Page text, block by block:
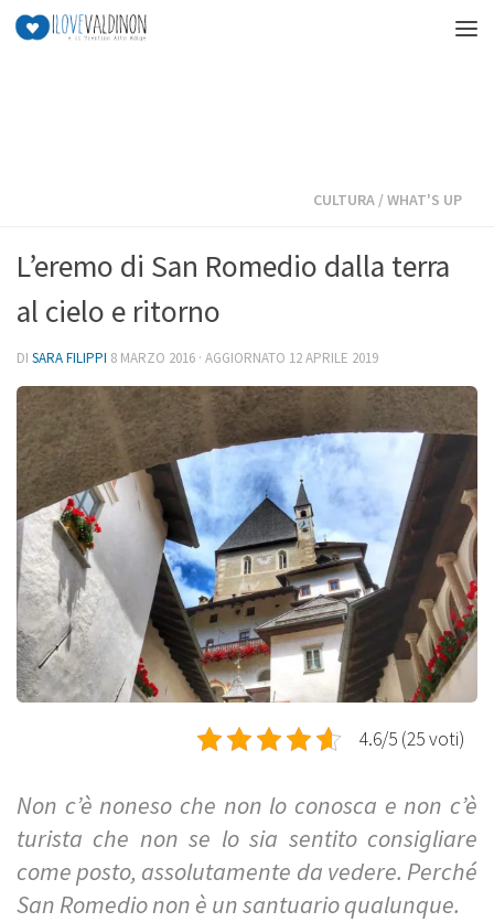
Salta al contenuto
CULTURA /WHAT'S UP
L’eremo di San Romedio dalla terra
al cielo e ritorno
DI SARA FILIPPI 8 MARZO 2016 · AGGIORNATO 12 APRILE 2019
4.6/5 (25 voti)
Non c’è noneso che non lo conosca e non c’è
turista che non se lo sia sentito consigliare
come posto, assolutamente da vedere. Perché
San Romedio non è un santuario qualunque.